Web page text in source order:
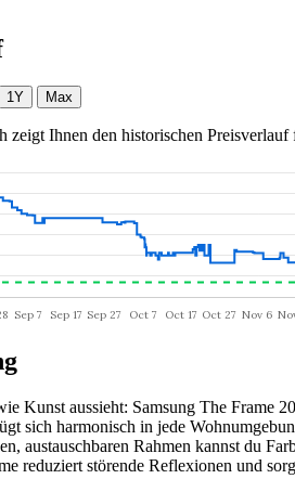
1Y Max
zeigt Ihnen den historischen Preisverlauf
Kunst aussieht: Samsung The Frame
sich harmonisch in jede
austauschbaren Rahmen kannst du
reduziert störende Reflexionen und